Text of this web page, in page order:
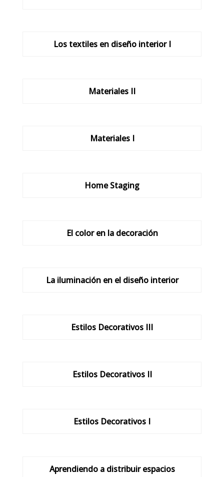
Los textiles en diseño interior I
Materiales II
Materiales I
Home Staging
El color en la decoración
La iluminación en el diseño interior
Estilos Decorativos III
Estilos Decorativos II
Estilos Decorativos I
Aprendiendo a distribuir espacios